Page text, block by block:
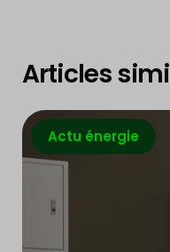
Articles
Actu énergie